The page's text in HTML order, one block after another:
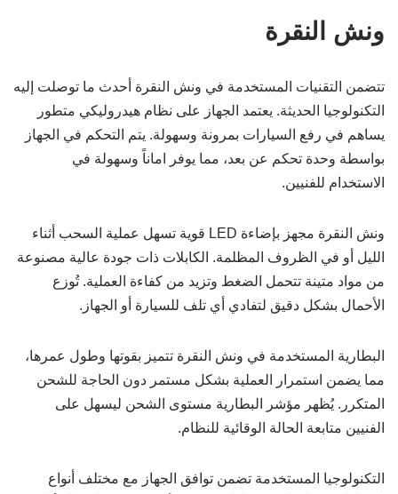
ونش النقرة
تتضمن التقنيات المستخدمة في ونش النقرة أحدث ما توصلت إليه
التكنولوجيا الحديثة. يعتمد الجهاز على نظام هيدروليكي متطور
يساهم في رفع السيارات بمرونة وسهولة. يتم التحكم في الجهاز
بواسطة وحدة تحكم عن بعد، مما يوفر اماناً وسهولة في
الاستخدام للفنيين.
ونش النقرة مجهز بإضاءة LED قوية تسهل عملية السحب أثناء
الليل أو في الظروف المظلمة. الكابلات ذات جودة عالية مصنوعة
من مواد متينة تتحمل الضغط وتزيد من كفاءة العملية. تُوزع
الأحمال بشكل دقيق لتفادي أي تلف للسيارة أو الجهاز.
البطارية المستخدمة في ونش النقرة تتميز بقوتها وطول عمرها،
مما يضمن استمرار العملية بشكل مستمر دون الحاجة للشحن
المتكرر. يُظهر مؤشر البطارية مستوى الشحن ليسهل على
الفنيين متابعة الحالة الوقائية للنظام.
التكنولوجيا المستخدمة تضمن توافق الجهاز مع مختلف أنواع